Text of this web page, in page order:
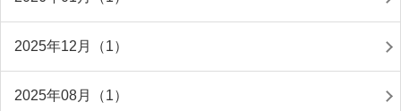
2025年12月（1）
2025年08月（1）